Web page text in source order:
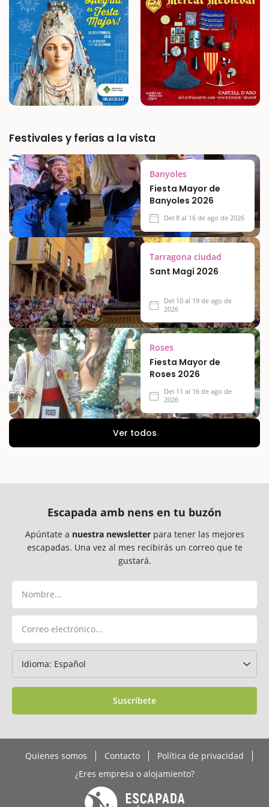
este espacio ofrece un fascinante recorrido
entre especies vegetales de diferentes
regiones del…
Festivales y ferias a la vista
Banyoles
Fiesta Mayor de
Banyoles 2026
Del 8 al 16 de ago de 2026
Tarragona ciudad
Sant Magí 2026
Del 10 al 19 de ago de
2026
Roses
Fiesta Mayor de
Roses 2026
Del 11 al 16 de ago de
2026
Ver todos
Escapada amb nens en tu buzón
Apúntate a nuestra newsletterpara tener las mejores
escapadas. Una vez al mes recibirás un correo que te
gustará.
Suscríbete
Quienes somos Contacto
Política de privacidad
¿Eres empresa o alojamiento?